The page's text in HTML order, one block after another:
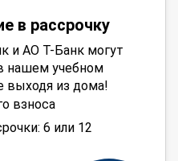
в рассрочку
и АО Т-Банк могут
нашем учебном
выходя из дома!
взноса
6 или 12